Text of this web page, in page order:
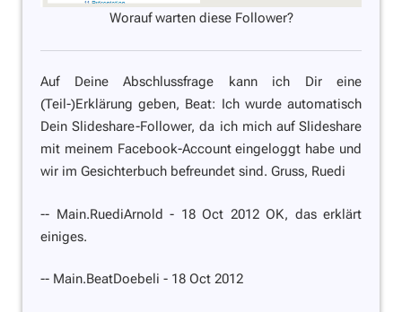
Worauf warten diese Follower?
Auf Deine Abschlussfrage kann ich Dir eine
(Teil-)Erklärung geben, Beat: Ich wurde automatisch
Dein Slideshare-Follower, da ich mich auf Slideshare
mit meinem Facebook-Account eingeloggt habe und
wir im Gesichterbuch befreundet sind. Gruss, Ruedi
-- Main.RuediArnold - 18 Oct 2012 OK, das erklärt
einiges.
-- Main.BeatDoebeli - 18 Oct 2012